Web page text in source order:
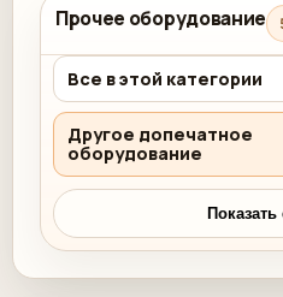
Прочее оборудование
Все в этой категории
Другое допечатное
оборудование